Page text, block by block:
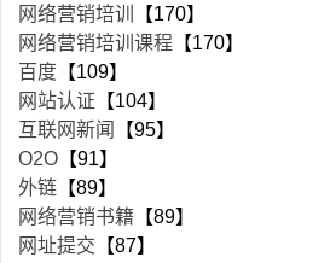
网络营销培训
【170】
网络营销培训课程 【170】
百度 【109】
网站认证 【104】
互联网新闻
【95】
O2O 【91】
外链 【89】
网络营销书籍 【89】
网址提交 【87】